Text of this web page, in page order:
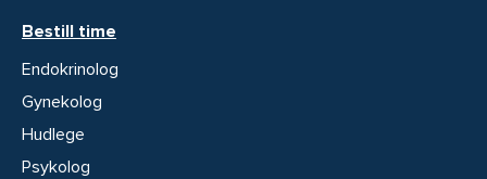
Bestill time
Endokrinolog
Gynekolog
Hudlege
Psykolog